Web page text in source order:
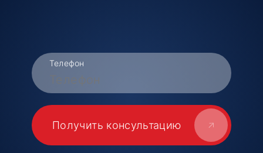
Телефон